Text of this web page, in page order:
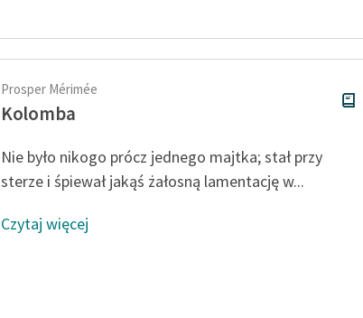
Prosper Mérimée
Kolomba
Nie było nikogo prócz jednego majtka; stał przy
sterze i śpiewał jakąś żałosną lamentację w...
Czytaj więcej